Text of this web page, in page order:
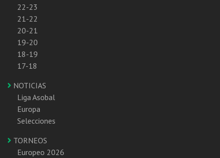
22-23
21-22
20-21
19-20
18-19
17-18
NOTICIAS
Liga Asobal
Europa
Selecciones
TORNEOS
Europeo 2026